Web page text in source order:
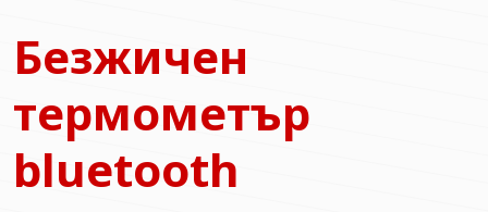
Безжичен
термометър
bluetooth